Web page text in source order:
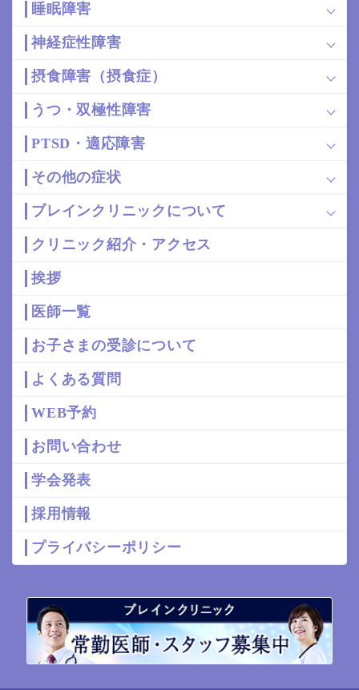
睡眠障害
神経症性障害
摂食障害（摂食症）
うつ・双極性障害
PTSD・適応障害
その他の症状
ブレインクリニックについて
クリニック紹介・アクセス
挨拶
医師一覧
お子さまの受診について
よくある質問
WEB予約
お問い合わせ
学会発表
採用情報
プライバシーポリシー